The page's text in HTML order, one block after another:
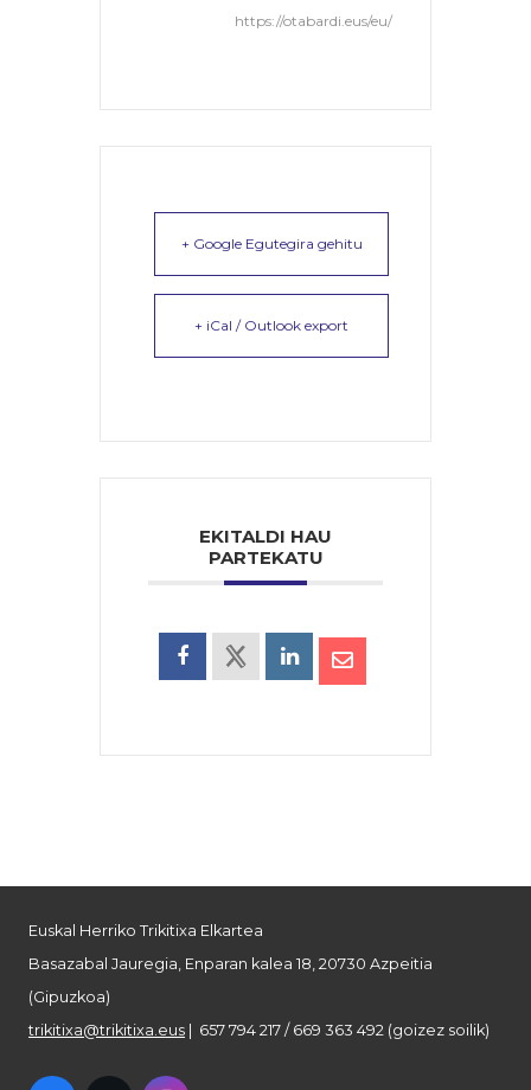
https://otabardi.eus/eu/
+ Google Egutegira gehitu
+ iCal / Outlook export
EKITALDI HAU
PARTEKATU
Euskal Herriko Trikitixa Elkartea
Basazabal Jauregia, Enparan kalea 18, 20730 Azpeitia
(Gipuzkoa)
trikitixa@trikitixa.eus | 657 794 217 / 669 363 492 (goizez soilik)